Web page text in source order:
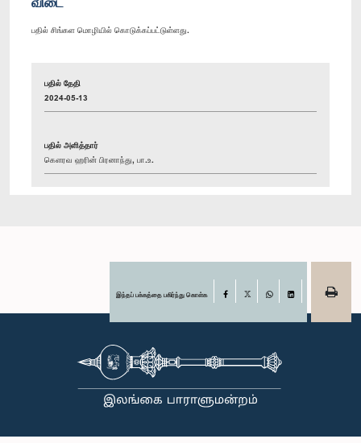
பதில் சிங்கள மொழியில் கொடுக்கப்பட்டுள்ளது.
பதில் தேதி
2024-05-13
பதில் அளித்தார்
கௌரவ ஹரின் பிரனாந்து, பா.உ.
இந்தப் பக்கத்தை பகிர்ந்து கொள்க Facebook